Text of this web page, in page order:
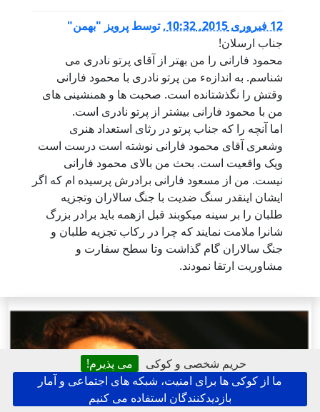
حریم شخصی و کوکی
می پذیرم!
ما از کوکی ها برای امنیت، شبکه های اجتماعی و آمار
بازدیدکنندگان استفاده می کنیم
12 فبروری 2015, 10:32 ,توسط پرویز "بهمن"
جناب ارسلان!
محمود فارانی را من بهتر از آقای پرتو نادری می
شناسم. به اندازهء من پرتو نادری با محمود فارانی
وقتش را نگذشتانده است. صحبت ها و همنشینی های
من با محمود فارانی بیشتر از پرتو نادری است.
اما آنچه را که جناب پرتو در رثای استعداد هنری
وشعری آقای محمود فارانی نوشته است درست است
ویک واقعیت است. بحث من بالای محمود فارانی
نیست. من از مسعود فارانی برادرش پرسیده ام که اگر
ایشان اینقدر سنگ ضدیت با جنگ سالاران وتجزیه
طلبان را بر سینه میکوبند قبل ازهمه باید برادر بزرگ
شانرا ملامت نمایند که چرا در رکاب تجزیه طلبان و
جنگ سالاران گام گذاشت وتا سطح سفارت و
مشاوریت ارتقا نمودند.